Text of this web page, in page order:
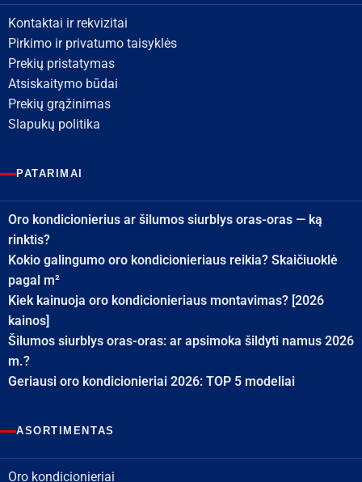
Kontaktai ir rekvizitai
Pirkimo ir privatumo taisyklės
Prekių pristatymas
Atsiskaitymo būdai
Prekių grąžinimas
Slapukų politika
PATARIMAI
Oro kondicionierius ar šilumos siurblys oras-oras — ką
rinktis?
Kokio galingumo oro kondicionieriaus reikia? Skaičiuoklė
pagal m²
Kiek kainuoja oro kondicionieriaus montavimas? [2026
kainos]
Šilumos siurblys oras-oras: ar apsimoka šildyti namus 2026
m.?
Geriausi oro kondicionieriai 2026: TOP 5 modeliai
ASORTIMENTAS
Oro kondicionieriai